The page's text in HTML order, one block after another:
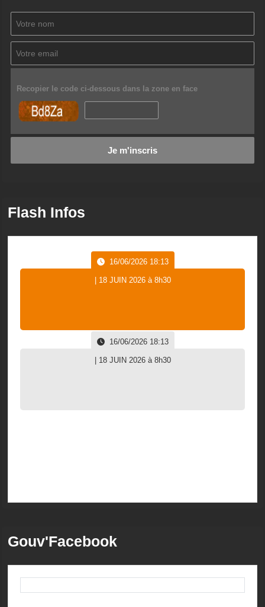
Recopier le code ci-dessous dans la zone en face
Flash Infos
16/06/2026 18:13
| 18 JUIN 2026 à 8h30
16/06/2026 18:13
| 18 JUIN 2026 à 8h30
Gouv'Facebook